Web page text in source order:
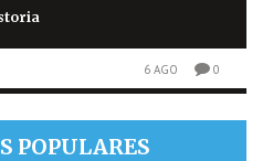
6 AGO 0
POPULARES